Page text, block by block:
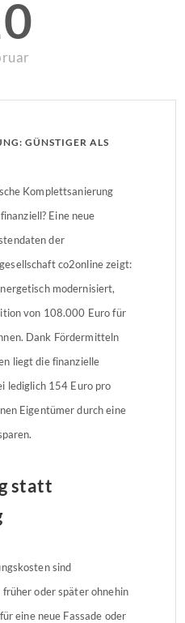
GÜNSTIGER ALS
Komplettsanierung
Eine neue
der
co2online zeigt:
modernisiert,
von 108.000 Euro für
Dank Fördermitteln
liegt die finanzielle
lediglich 154 Euro pro
Eigentümer durch eine
statt
sind
oder später ohnehin
eine neue Fassade oder